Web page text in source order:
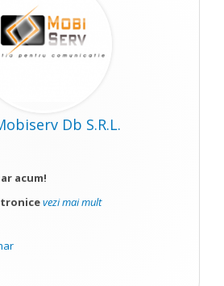
Db S.R.L.
acum!
vezi mai mult